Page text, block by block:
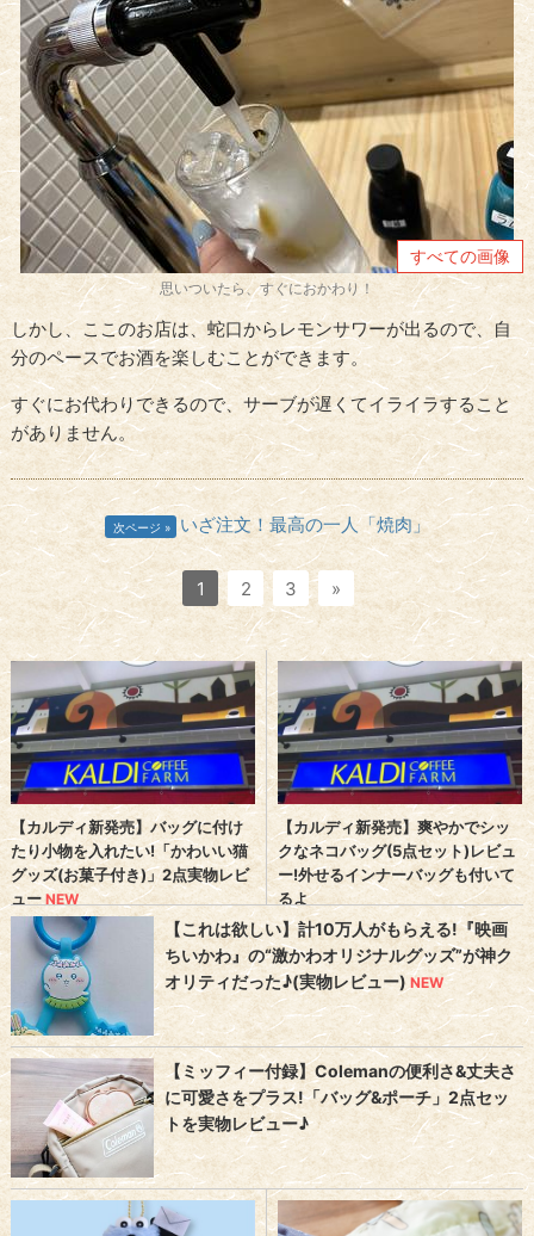
すべての画像
思いついたら、すぐにおかわり！
しかし、ここのお店は、蛇口からレモンサワーが出るので、自
分のペースでお酒を楽しむことができます。
すぐにお代わりできるので、サーブが遅くてイライラすること
がありません。
次ページ いざ注文！最高の一人「焼肉」
1 2 3 »